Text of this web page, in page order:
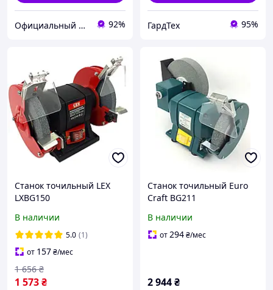
Официальный магазин Kraft&Dele🛠 92% ГардТех 95%
Станок точильный LEX
LXBG150
В наличии
5.0 (1)
от 157₴/мес
1 573₴
1 656 ₴
Станок точильный Euro
Craft BG211
В наличии
от294₴/мес
2 944₴